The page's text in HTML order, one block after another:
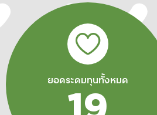
ยอดระดมทุนทั้งหมด